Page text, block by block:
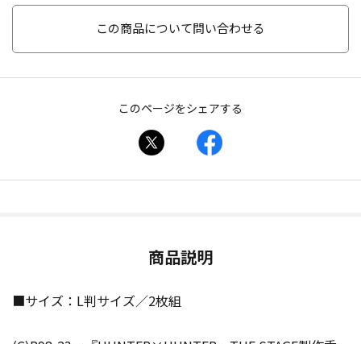
この商品について問い合わせる
このページをシェアする
商品説明
■サイズ：L判サイズ／2枚組